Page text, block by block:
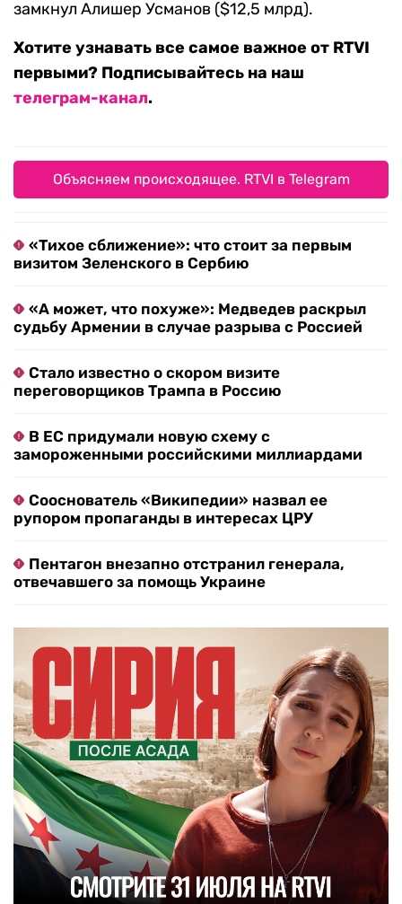
замкнул Алишер Усманов ($12,5 млрд).
Хотите узнавать все самое важное от RTVI
первыми? Подписывайтесь на наш
телеграм-канал.
Объясняем происходящее. RTVI в Telegram
«Тихое сближение»: что стоит за первым
визитом Зеленского в Сербию
«А может, что похуже»: Медведев раскрыл
судьбу Армении в случае разрыва с Россией
Стало известно о скором визите
переговорщиков Трампа в Россию
В ЕС придумали новую схему с
замороженными российскими миллиардами
Сооснователь «Википедии» назвал ее
рупором пропаганды в интересах ЦРУ
Пентагон внезапно отстранил генерала,
отвечавшего за помощь Украине